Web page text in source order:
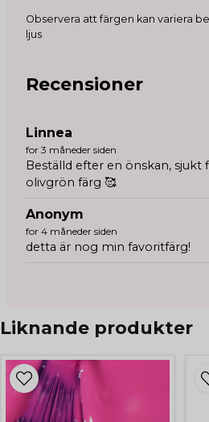
Observera att färgen kan variera
ljus
Recensioner
Linnea
for 3 måneder siden
Beställd efter en önskan, sjukt
olivgrön färg 🥰
Anonym
for 4 måneder siden
detta är nog min favoritfärg!
Liknande produkter